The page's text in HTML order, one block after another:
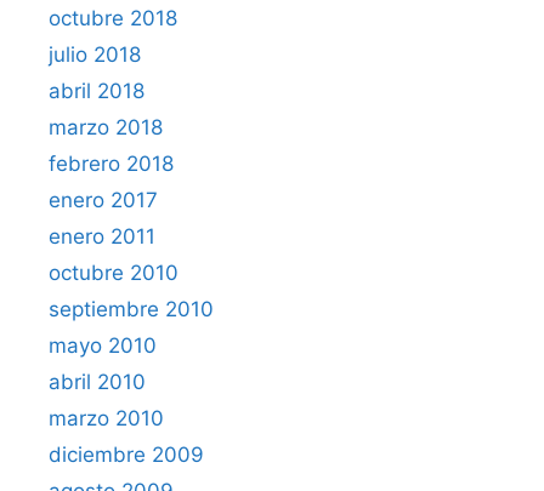
octubre 2018
julio 2018
abril 2018
marzo 2018
febrero 2018
enero 2017
enero 2011
octubre 2010
septiembre 2010
mayo 2010
abril 2010
marzo 2010
diciembre 2009